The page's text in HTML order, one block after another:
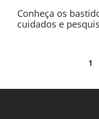
Conheça os
cuidados e
1